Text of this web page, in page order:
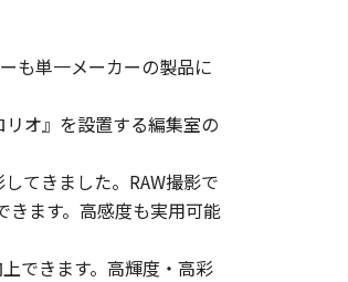
も単一メーカーの製品に
オ』を設置する編集室の
てきました。RAW撮影で
きます。高感度も実用可能
できます。高輝度・高彩